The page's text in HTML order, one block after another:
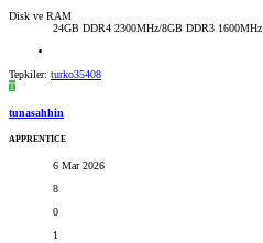
Disk ve RAM
24GB DDR4 2300MHz/8GB DDR3 1600MHz
Tepkiler: turko35408
T
tunasahhin
APPRENTICE
6 Mar 2026
8
0
1